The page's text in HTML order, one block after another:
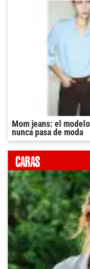
Mom jeans: el
nunca pasa de moda